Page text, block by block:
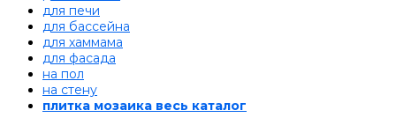
для печи
для бассейна
для хаммама
для фасада
на пол
на стену
плитка мозаика весь каталог